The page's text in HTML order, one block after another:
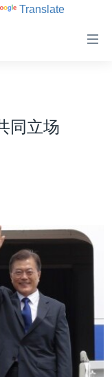
Translate
同立场